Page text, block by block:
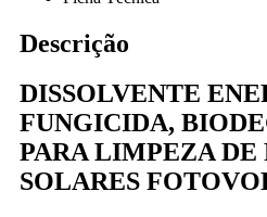
Descrição
DISSOLVENTE
FUNGICIDA,
PARA LIMPEZA DE
SOLARES